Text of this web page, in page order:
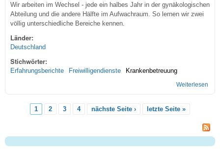
Wir arbeiten im Wechsel - jede ein halbes Jahr in der gynäkologischen
Abteilung und die andere Hälfte im Aufwachraum. So lernen wir zwei
völlig unterschiedliche Bereiche kennen.
Länder:
Deutschland
Stichwörter:
Erfahrungsberichte Freiwilligendienste Krankenbetreuung
Weiterlesen
Seiten
1 2 3 4 nächste Seite › letzte Seite »